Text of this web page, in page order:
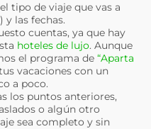
tipo de viaje que vas a
y las fechas.
cuentas, ya que hay
hoteles de lujo. Aunque
el programa de “Aparta
vacaciones con un
a poco.
los puntos anteriores,
o algún otro
sea completo y sin